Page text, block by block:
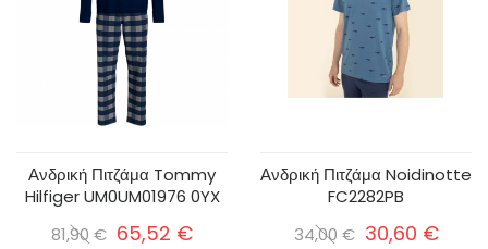
Ανδρική Πιτζάμα Tommy
Hilfiger UM0UM01976 0YX
81,90 € 65,52 €
Ανδρική Πιτζάμα Noidinotte
FC2282PB
34,00 € 30,60 €